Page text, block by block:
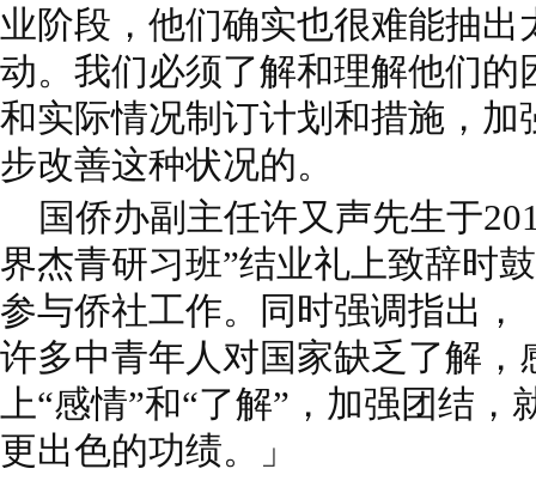
业阶段，他们确实也很难能抽出
动。我们必须了解和理解他们的
和实际情况制订计划和措施，加
步改善这种状况的。
国侨办副主任许又声先生于
界杰青研习班”结业礼上致辞时
参与侨社工作。同时强调指出
许多中青年人对国家缺乏了解，
上“感情”和“了解”，加强团结，
更出色的功绩。」